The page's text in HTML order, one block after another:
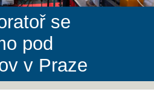
se
pod
v Praze